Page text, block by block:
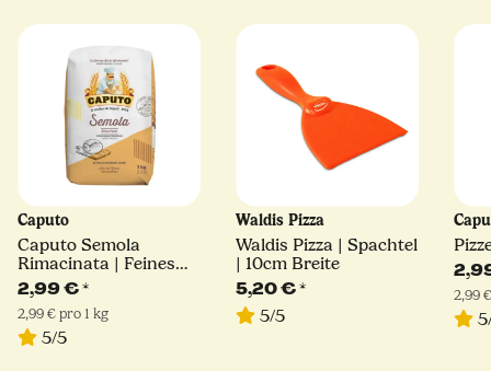
Caputo
Caputo Semola
Rimacinata | Feines
Hartweizengrieß | 1kg
2,99 €*
2,99 € pro 1 kg
5/5
Waldis Pizza
Waldis Pizza | Spachtel
| 10cm Breite
5,20 €*
5/5
2,99